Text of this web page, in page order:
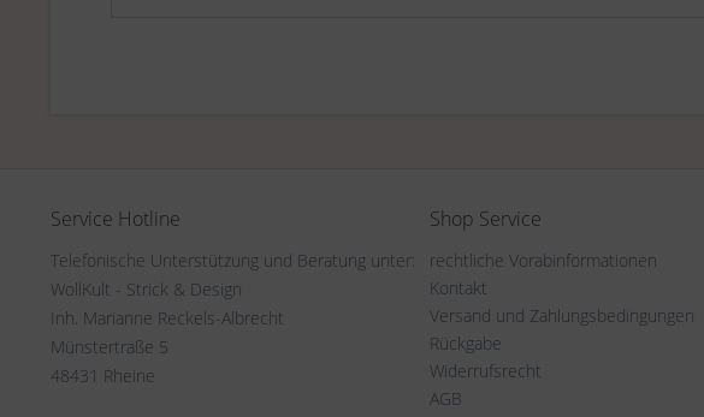
Service Hotline
Telefonische Unterstützung und Beratung unter:
WollKult - Strick & Design
Inh. Marianne Reckels-Albrecht
Münstertraße 5
48431 Rheine
Shop Service
rechtliche Vorabinformationen
Kontakt
Versand und Zahlungsbedingungen
Rückgabe
Widerrufsrecht
AGB